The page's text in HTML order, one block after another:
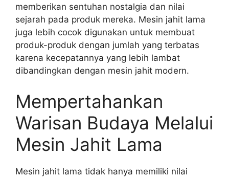
memberikan sentuhan nostalgia dan nilai
sejarah pada produk mereka. Mesin jahit lama
juga lebih cocok digunakan untuk membuat
produk-produk dengan jumlah yang terbatas
karena kecepatannya yang lebih lambat
dibandingkan dengan mesin jahit modern.
Mempertahankan
Warisan Budaya Melalui
Mesin Jahit Lama
Mesin jahit lama tidak hanya memiliki nilai